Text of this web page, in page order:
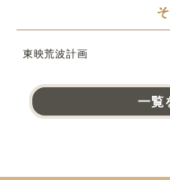
東映荒波計画
一覧